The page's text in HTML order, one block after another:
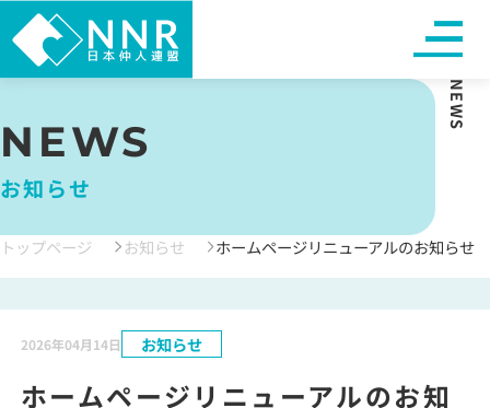
NEWS
お知らせ
NEWS
トップページ お知らせ ホームページリニューアルのお知らせ
2026年04月14日 お知らせ
ホームページリニューアルのお知